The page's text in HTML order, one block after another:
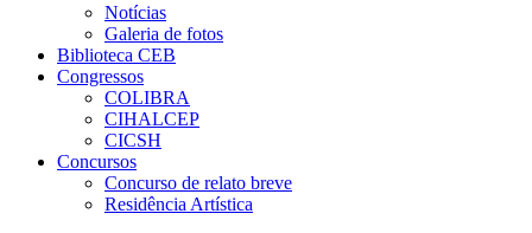
Notícias
Galeria de fotos
Biblioteca CEB
Congressos
COLIBRA
CIHALCEP
CICSH
Concursos
Concurso de relato breve
Residência Artística